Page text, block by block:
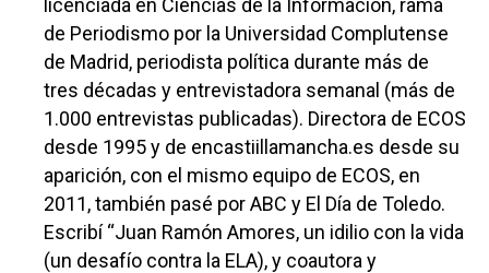
de Periodismo por la Universidad Complutense
de Madrid, periodista política durante más de
tres décadas y entrevistadora semanal (más de
1.000 entrevistas publicadas). Directora de ECOS
desde 1995 y de encastiillamancha.es desde su
aparición, con el mismo equipo de ECOS, en
2011, también pasé por ABC y El Día de Toledo.
Escribí “Juan Ramón Amores, un idilio con la vida
(un desafío contra la ELA), y coautora y